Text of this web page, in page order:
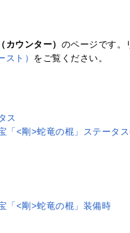
カウンター） のページです。
スト） をご覧ください。
ス
「<剛>蛇竜の棍」ステータ
「<剛>蛇竜の棍」装備時